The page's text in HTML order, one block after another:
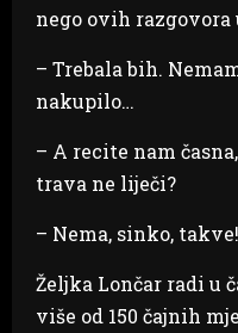
nego ovih razgovora
– Trebala bih.
nakupilo…
– A recite nam
trava ne liječi?
– Nema, sinko, takve!
Željka Lončar radi u
više od 150 čajnih